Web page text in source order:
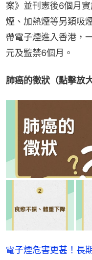
案》並刊憲後6個月
煙、加熱煙等另類吸
帶電子煙進入香港，
元及監禁6個月。
肺癌的徵狀（點擊放
電子煙危害更甚！長